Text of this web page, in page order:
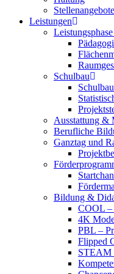
Stellenangebote
Leistungen
Schulbau
Ausstattung &
Berufliche
Ganztag und
Bildung &
COOL –
4K
PBL –
Flipped
STEAM